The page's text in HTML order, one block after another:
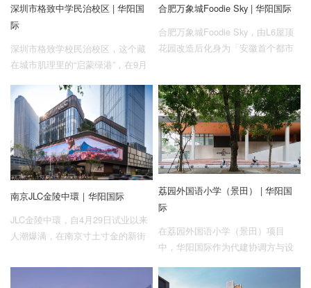
深圳市格致中学民治校区 | 华阳国
际
深圳市格致学校民治校区，这个藏
在城市肌理里的“启蒙绿港”，在9月
不止是新书和新同学，还有充满惊
喜的新校园。
合肥万象城Foodie Sky | 华阳国际
合肥万象城Foodie Sky，由L6屋顶
花园改造后化身为「安徽首个都市
制造出圈内容，展现出极具活力的
商业价值。
南京JLC金陵中環｜华阳国际
JLC金陵中環，自4月29日试业以来
人潮爆满，在南京寸土寸金的新街
重新定义商业美学。当消费不是唯
荔园外国语小学（景田） | 华阳国
际
在荔园外国语小学（景田）项目
中，华阳国际作为代建协调方与设
有限、社会效应突出的多重挑战之